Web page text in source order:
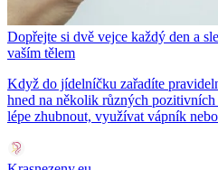
Dopřejte si dvě vejce každý den a
vaším tělem
Když do jídelníčku zařadíte
hned na několik různých
lépe zhubnout, využívat vápník